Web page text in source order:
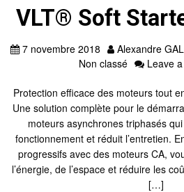
VLT® Soft
7 novembre 2018 Alexandre
Non classé
Leave
Protection efficace des moteurs tout
Une solution complète pour le
moteurs asynchrones triphasés
fonctionnement et réduit l’entretien.
progressifs avec des moteurs CA,
l’énergie, de l’espace et réduire les
[…]